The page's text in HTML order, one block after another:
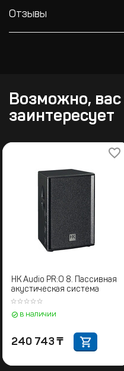
Отзывы
Возможно, вас
заинтересует
HK Audio PR:O 8. Пассивная
акустическая система
в наличии
240 743 ₸